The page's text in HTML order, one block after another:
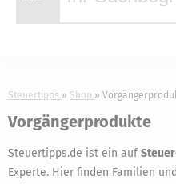
Steuertipps Shop
Vorgängerprodukte
Steuertipps.de ist ein auf
Experte. Hier finden Familien